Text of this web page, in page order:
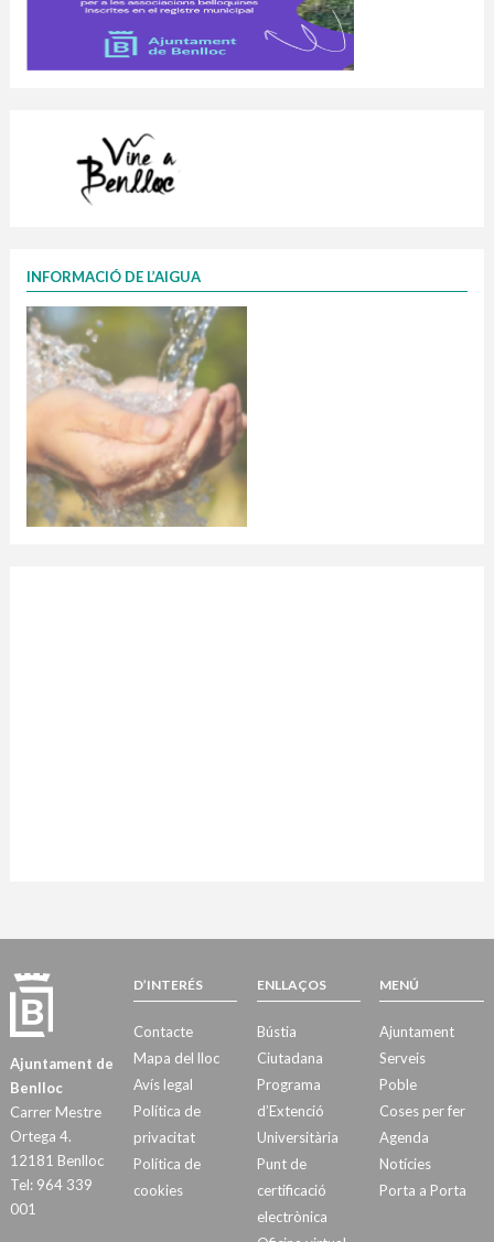
INFORMACIÓ DE L’AIGUA
Ajuntament de
Benlloc
Carrer Mestre
Ortega 4.
12181 Benlloc
Tel: 964 339
001
D’INTERÉS
Contacte
Mapa del lloc
Avís legal
Política de
privacitat
Política de
cookies
ENLLAÇOS
Bústia
Ciutadana
Programa
d’Extenció
Universitària
Punt de
certificació
electrònica
MENÚ
Ajuntament
Serveis
Poble
Coses per fer
Agenda
Notícies
Porta a Porta